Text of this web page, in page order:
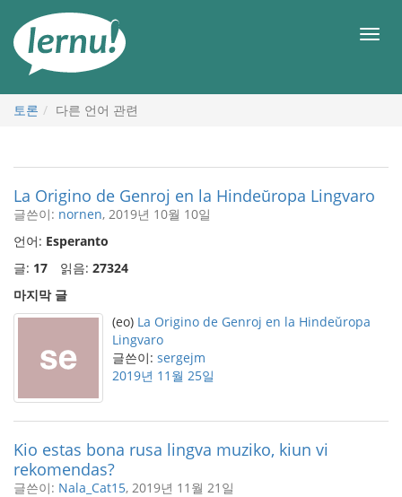
메
토론 다른 언어 관련
La Origino de Genroj en la Hindeŭropa Lingvaro
글쓴이: nornen, 2019년 10월 10일
언어: Esperanto
글: 17 읽음: 27324
마지막 글
(eo) La Origino de Genroj en la Hindeŭropa
Lingvaro
글쓴이: sergejm
2019년 11월 25일
Kio estas bona rusa lingva muziko, kiun vi
rekomendas?
글쓴이: Nala_Cat15, 2019년 11월 21일